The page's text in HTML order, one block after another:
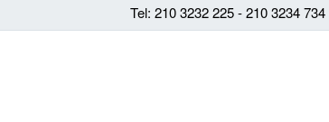
Tel: 210 3232 225 - 210 3234 734